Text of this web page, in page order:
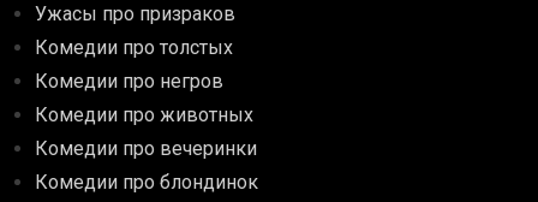
Ужасы про призраков
Комедии про толстых
Комедии про негров
Комедии про животных
Комедии про вечеринки
Комедии про блондинок